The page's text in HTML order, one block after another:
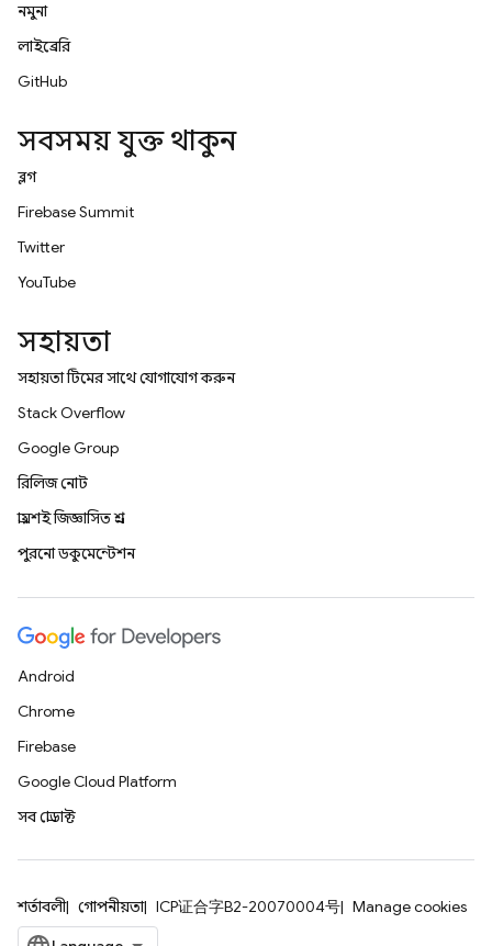
নমুনা
লাইব্রেরি
GitHub
সবসময় যুক্ত থাকুন
ব্লগ
Firebase Summit
Twitter
YouTube
সহায়তা
সহায়তা টিমের সাথে যোগাযোগ করুন
Stack Overflow
Google Group
রিলিজ নোট
প্রায়শই জিজ্ঞাসিত প্রশ্ন
পুরনো ডকুমেন্টেশন
Android
Chrome
Firebase
Google Cloud Platform
সব প্রোডাক্ট
শর্তাবলী গোপনীয়তা ICP证合字B2-20070004号 Manage cookies